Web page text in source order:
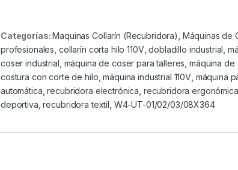
Categorías:Maquinas Collarín (Recubridora) Máquinas de
profesionales collarín corta hilo 110V,dobladillo industrial ,
coser industrial máquina de coser para talleres ,máquina
costura con corte de hilo ,máquina industrial 110V máquina
automática ,recubridora electrónica recubridora ergonómica
deportiva ,recubridora textil W4-UT-01/02/03/08X364